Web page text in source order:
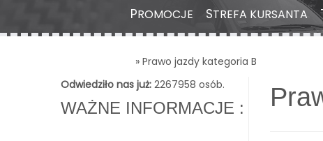
PROMOCJE
STREFA KURSANTA
» Prawo jazdy kategoria B
Odwiedziło nas już: 2267958 osób.
WAŻNE INFORMACJE :